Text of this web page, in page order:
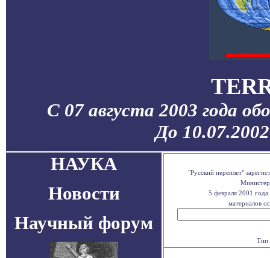
С 07 августа 2003 года
До
НАУКА
Новости
Научный форум
"Русский переплет"
5 февраля 2001
материалов
Тип